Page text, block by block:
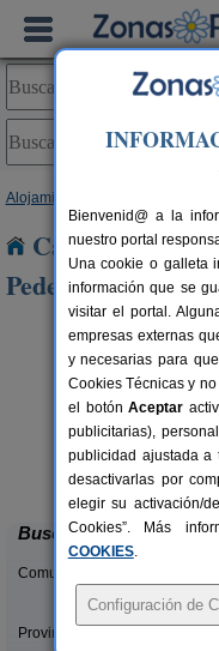
Alojamientos
Casas Rurales
Pedernales
Casa
Ruyales
Buscar
Comunidades:
Provincias/Islas:
Bienvenid@ a la
nuestro portal
Una cookie o galleta
información que se
visitar el portal.
empresas externas
y necesarias para
Cookies Técnicas y
el botónAceptar
publicitarias),
publicidad ajustada a
desactivarlas por
elegir su activación/
Cookies”. Más
COOKIES.